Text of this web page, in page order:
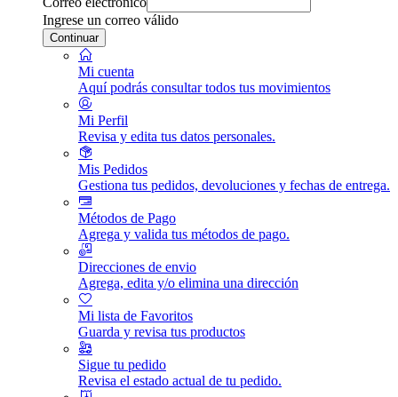
Ingrese un correo válido
Continuar
Mi cuenta
Aquí podrás consultar todos tus movimientos
Mi Perfil
Revisa y edita tus datos personales.
Mis Pedidos
Gestiona tus pedidos, devoluciones y fechas de entrega.
Métodos de Pago
Agrega y valida tus métodos de pago.
Direcciones de envio
Agrega, edita y/o elimina una dirección
Mi lista de Favoritos
Guarda y revisa tus productos
Sigue tu pedido
Revisa el estado actual de tu pedido.